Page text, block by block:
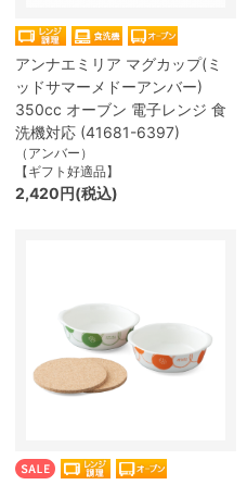
アンナエミリア マグカップ(ミ
ッドサマーメドーアンバー)
350cc オーブン 電子レンジ 食
洗機対応 (41681-6397)
（アンバー）
【ギフト好適品】
2,420円(税込)